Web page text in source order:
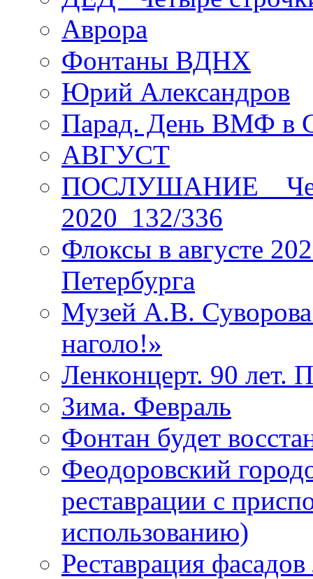
Аврора
Фонтаны ВДНХ
Юрий Александров
Парад. День ВМФ в
АВГУСТ
ПОСЛУШАНИЕ _
2020_132/336
Флоксы в августе
Петербурга
Музей А.В.
наголо!»
Ленконцерт. 90 лет.
Зима. Февраль
Фонтан будет
Феодоровский
реставрации с
использованию)
Реставрация